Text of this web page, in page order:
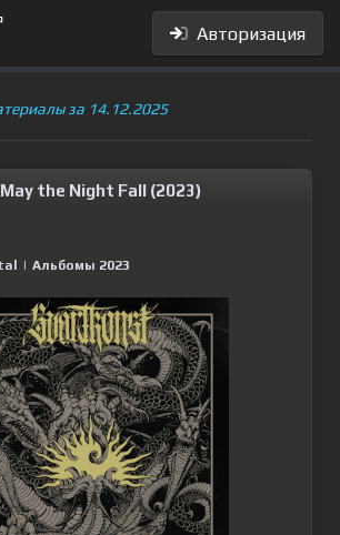
Авторизация
за 14.12.2025
the Night Fall (2023)
| Альбомы 2023